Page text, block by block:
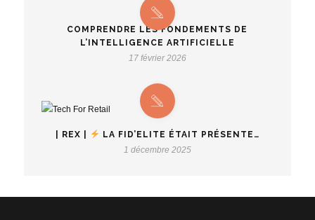
COMPRENDRE LES FONDEMENTS DE
L’INTELLIGENCE ARTIFICIELLE
17 février 2026
| REX |
LA FID’ELITE ÉTAIT PRÉSENTE…
1 décembre 2025